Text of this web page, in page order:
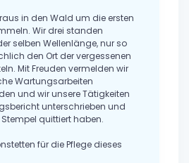
in den Wald um die ersten
Wir drei standen
selben Wellenlänge, nur so
den Ort der vergessenen
Mit Freuden vermelden wir
Wartungsarbeiten
und wir unsere Tätigkeiten
unterschrieben und
quittiert haben.
für die Pflege dieses